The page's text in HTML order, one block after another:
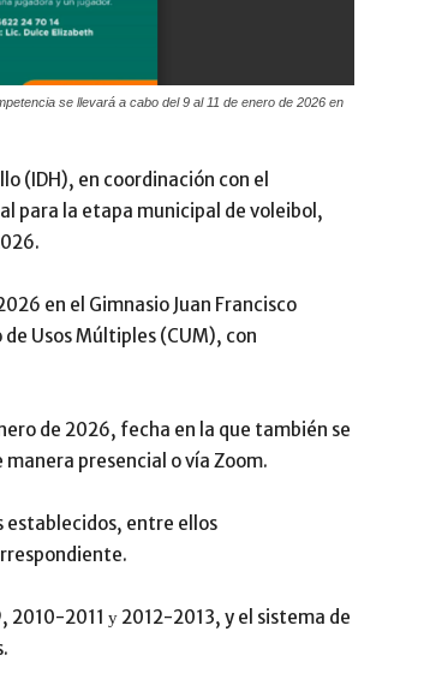
se llevará a cabo del 9 al 11 de enero de 2026 en
(IDH), en coordinación con el
para la etapa municipal de voleibol,
en el Gimnasio Juan Francisco
Usos Múltiples (CUM), con
de 2026, fecha en la que también se
presencial o vía Zoom.
establecidos, entre ellos
2011 у 2012-2013, y el sistema de